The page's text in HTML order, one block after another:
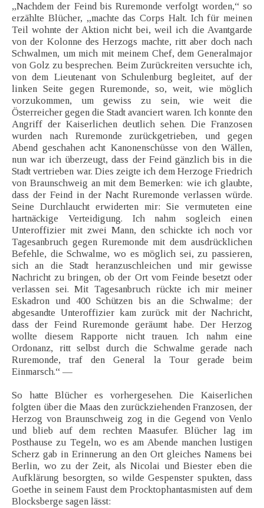
„Nachdem der Feind bis Ruremonde verfolgt worden,“ so
erzählte Blücher, „machte das Corps Halt. Ich für meinen
Teil wohnte der Aktion nicht bei, weil ich die Avantgarde
von der Kolonne des Herzogs machte, ritt aber doch nach
Schwalmen, um mich mit meinem Chef, dem Generalmajor
von Golz zu besprechen. Beim Zurückreiten versuchte ich,
von dem Lieutenant von Schulenburg begleitet, auf der
linken Seite gegen Ruremonde, so, weit, wie möglich
vorzukommen, um gewiss zu sein, wie weit die
Österreicher gegen die Stadt avanciert waren. Ich konnte den
Angriff der Kaiserlichen deutlich sehen. Die Franzosen
wurden nach Ruremonde zurückgetrieben, und gegen
Abend geschahen acht Kanonenschüsse von den Wällen,
nun war ich überzeugt, dass der Feind gänzlich bis in die
Stadt vertrieben war. Dies zeigte ich dem Herzoge Friedrich
von Braunschweig an mit dem Bemerken: wie ich glaubte,
dass der Feind in der Nacht Ruremonde verlassen würde.
Seine Durchlaucht erwiderten mir: Sie vermuteten eine
hartnäckige Verteidigung. Ich nahm sogleich einen
Unteroffizier mit zwei Mann, den schickte ich noch vor
Tagesanbruch gegen Ruremonde mit dem ausdrücklichen
Befehle, die Schwalme, wo es möglich sei, zu passieren,
sich an die Stadt heranzuschleichen und mir gewisse
Nachricht zu bringen, ob der Ort vom Feinde besetzt oder
verlassen sei. Mit Tagesanbruch rückte ich mir meiner
Eskadron und 400 Schützen bis an die Schwalme; der
abgesandte Unteroffizier kam zurück mit der Nachricht,
dass der Feind Ruremonde geräumt habe. Der Herzog
wollte diesem Rapporte nicht trauen. Ich nahm eine
Ordonanz, ritt selbst durch die Schwalme gerade nach
Ruremonde, traf den General la Tour gerade beim
Einmarsch.“ —
So hatte Blücher es vorhergesehen. Die Kaiserlichen
folgten über die Maas den zurückziehenden Franzosen, der
Herzog von Braunschweig zog in die Gegend von Venlo
und blieb auf dem rechten Maasufer. Blücher lag im
Posthause zu Tegeln, wo es am Abende manchen lustigen
Scherz gab in Erinnerung an den Ort gleiches Namens bei
Berlin, wo zu der Zeit, als Nicolai und Biester eben die
Aufklärung besorgten, so wilde Gespenster spukten, dass
Goethe in seinem Faust dem Procktophantasmisten auf dem
Blocksberge sagen lässt: